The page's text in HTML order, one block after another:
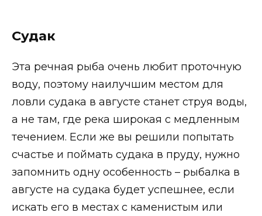
Судак
Эта речная рыба очень любит проточную
воду, поэтому наилучшим местом для
ловли судака в августе станет струя воды,
а не там, где река широкая с медленным
течением. Если же вы решили попытать
счастье и поймать судака в пруду, нужно
запомнить одну особенность – рыбалка в
августе на судака будет успешнее, если
искать его в местах с каменистым или